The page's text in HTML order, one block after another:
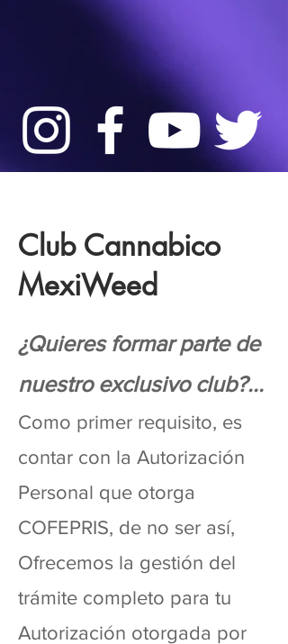
Club Cannabico
MexiWeed
¿Quieres formar parte de
nuestro exclusivo club?...
Como primer requisito, es
contar con la Autorización
Personal que otorga
COFEPRIS, de no ser así,
Ofrecemos la gestión del
trámite completo para tu
Autorización otorgada por